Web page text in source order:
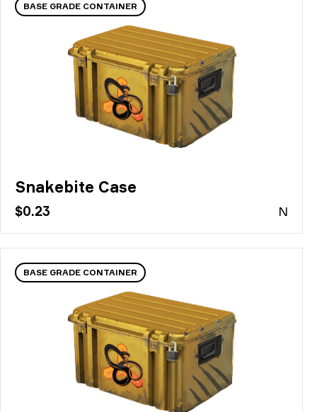
BASE GRADE CONTAINER
Snakebite Case
$0.23 N
BASE GRADE CONTAINER